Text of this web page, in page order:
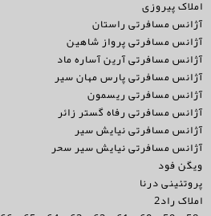
املاک پیروزی
آژانس مسافرتی راستان
آژانس مسافرتی پرواز شاهین
آژانس مسافرتی آرین آساره ماد
آژانس مسافرتی پارس مهان سیر
آژانس مسافرتی ریسمون
آژانس مسافرتی رفاه گستر زائر
آژانس مسافرتی نیایش سیر
آژانس مسافرتی نیایش سیر سحر
ویگن فود
پروتئینی درنا
املاک راد2